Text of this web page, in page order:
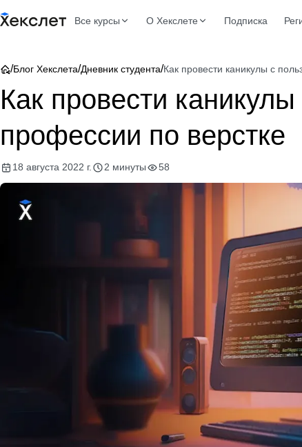
Все курсы О Хекслете Подписка
/Блог Хекслета/Дневник студента/Как провести каникулы с
Как провести
профессии по верстке
18 августа 2022 г. 2 минуты 58